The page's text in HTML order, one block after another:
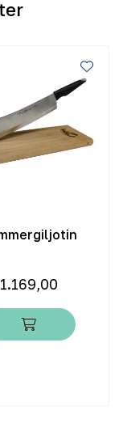
1.169,00